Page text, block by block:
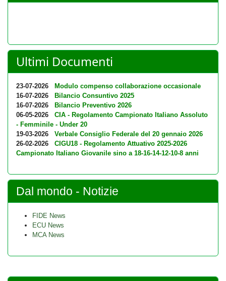
Ultimi Documenti
23-07-2026
Modulo compenso collaborazione occasionale
16-07-2026
Bilancio Consuntivo 2025
16-07-2026
Bilancio Preventivo 2026
06-05-2026
CIA - Regolamento Campionato Italiano Assoluto
- Femminile - Under 20
19-03-2026
Verbale Consiglio Federale del 20 gennaio 2026
26-02-2026
CIGU18 - Regolamento Attuativo 2025-2026
Campionato Italiano Giovanile sino a 18-16-14-12-10-8 anni
Dal mondo - Notizie
FIDE News
ECU News
MCA News